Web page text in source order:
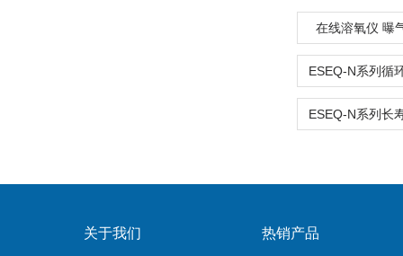
在线溶氧仪 曝
关于我们 热销产品